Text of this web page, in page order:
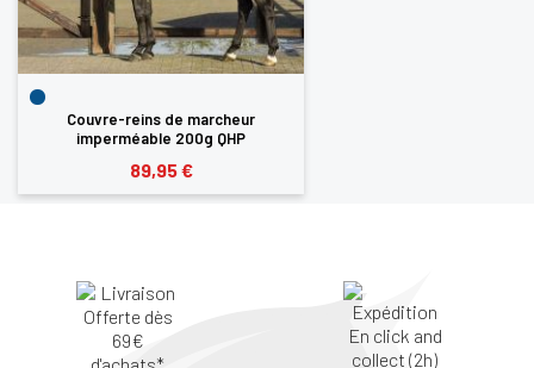
Couvre-reins de marcheur
imperméable 200g QHP
89,95 €